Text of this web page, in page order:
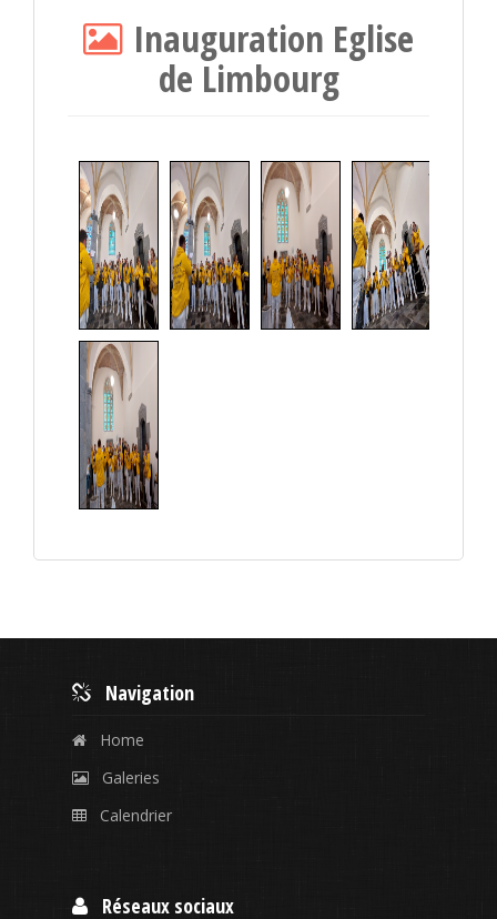
Inauguration Eglise
de Limbourg
Navigation
Home
Galeries
Calendrier
Réseaux sociaux